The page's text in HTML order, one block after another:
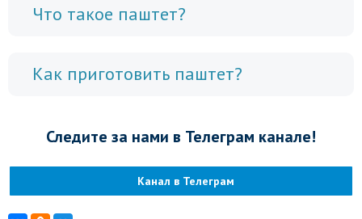
Что такое паштет?
Как приготовить паштет?
Следите за нами в Телеграм канале!
Канал в Телеграм